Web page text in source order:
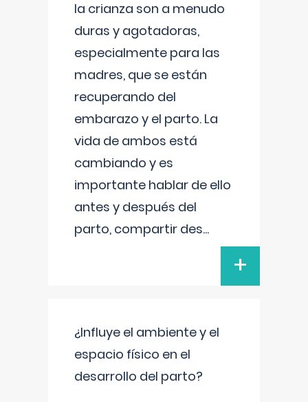
la crianza son a menudo
duras y agotadoras,
especialmente para las
madres, que se están
recuperando del
embarazo y el parto. La
vida de ambos está
cambiando y es
importante hablar de ello
antes y después del
parto, compartir des...
+
¿Influye el ambiente y el
espacio físico en el
desarrollo del parto?